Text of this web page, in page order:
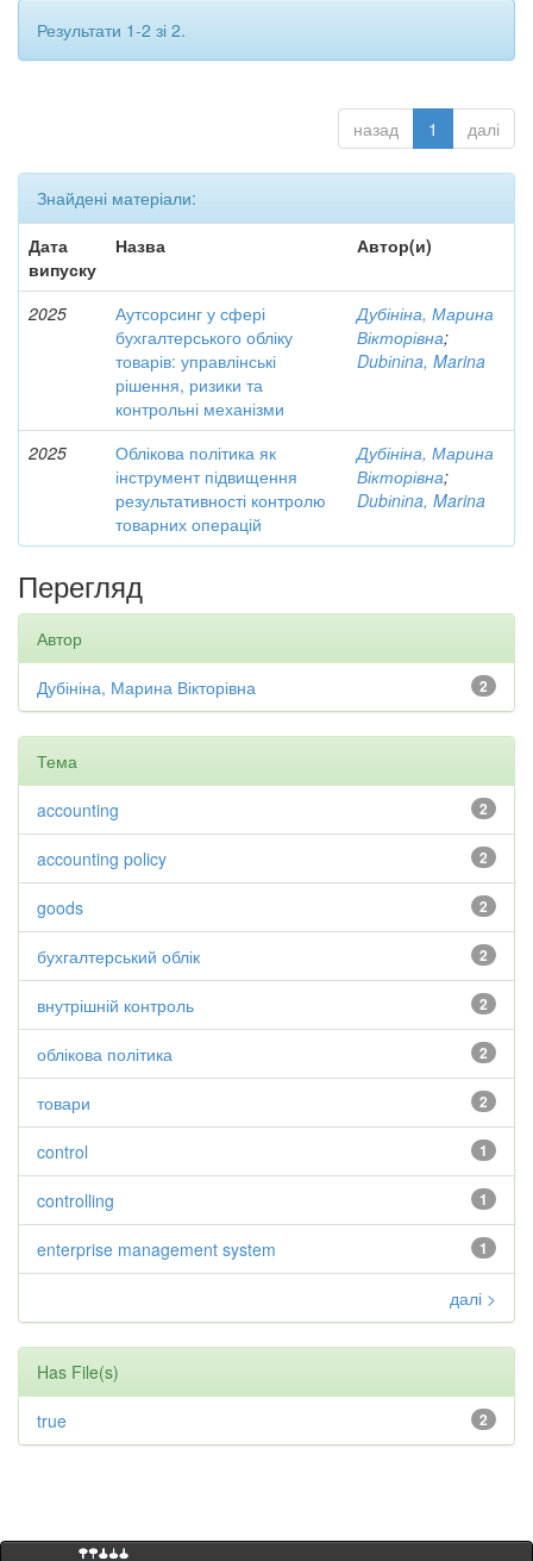
Результати 1-2 зі 2.
назад 1 далі
Знайдені матеріали:
Дата
випуску
Назва Автор(и)
2025
Аутсорсинг у сфері
бухгалтерського обліку
товарів: управлінські
рішення, ризики та
контрольні механізми
Дубініна, Марина
Вікторівна;
Dubіnіna, Marina
2025
Облікова політика як
інструмент підвищення
результативності контролю
товарних операцій
Дубініна, Марина
Вікторівна;
Dubіnіna, Marina
Перегляд
Автор
2
Дубініна, Марина Вікторівна
Тема
2
accounting
2
accounting policy
2
goods
2
бухгалтерський облік
2
внутрішній контроль
2
облікова політика
2
товари
1
control
1
controlling
1
enterprise management system
далі >
Has File(s)
2
true